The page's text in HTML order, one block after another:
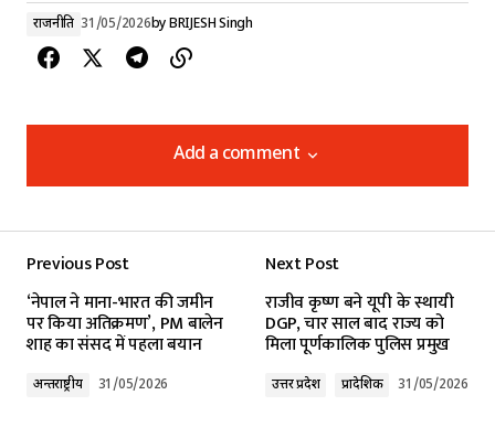
राजनीति 31/05/2026byBRIJESH Singh
Add a comment
Add a comment
Required fields are marked*
Previous Post
‘नेपाल ने माना-भारत की जमीन
पर किया अतिक्रमण’, PM बालेन
शाह का संसद में पहला बयान
अन्तर्राष्ट्रीय 31/05/2026
Next Post
राजीव कृष्ण बने यूपी के स्थायी
DGP, चार साल बाद राज्य को
मिला पूर्णकालिक पुलिस प्रमुख
उत्तर प्रदेश प्रादेशिक 31/05/2026